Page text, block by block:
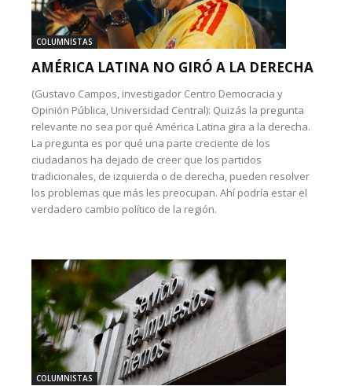
COLUMNISTAS
AMÉRICA LATINA NO GIRÓ A LA DERECHA
(Gustavo Campos, investigador Centro Democracia y
Opinión Pública, Universidad Central): Quizás la pregunta
relevante no sea por qué América Latina gira a la derecha.
La pregunta es por qué una parte creciente de los
ciudadanos ha dejado de creer que los partidos
tradicionales, de izquierda o de derecha, pueden resolver
los problemas que más les preocupan. Ahí podría estar el
verdadero cambio político de la región.
COLUMNISTAS